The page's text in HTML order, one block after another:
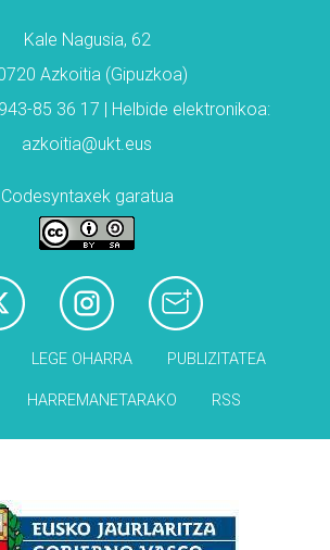
Kale Nagusia, 62
Azkoitia (Gipuzkoa)
85 36 17 | Helbide elektronikoa:
azkoitia@ukt.eus
Codesyntaxek garatua
LEGE OHARRA PUBLIZITATEA
HARREMANETARAKO RSS